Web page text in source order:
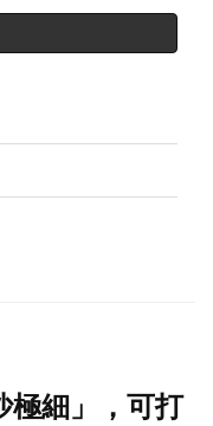
極細」，可打